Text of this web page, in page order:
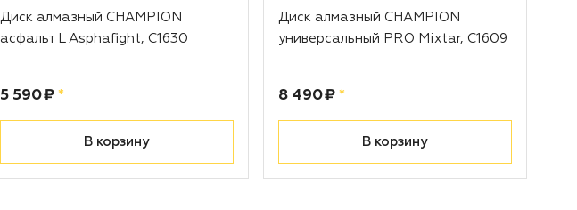
Диск алмазный CHAMPION
асфальт L Asphafight, С1630
Цена:
5 590 ₽ рублей
*
В корзину
Диск алмазный CHAMPION
универсальный PRO Mixtar, С1609
Цена:
8 490 ₽ рублей
*
В корзину